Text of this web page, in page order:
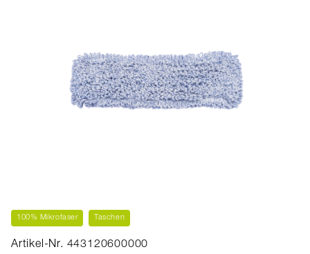
100% Mikrofaser Taschen
Artikel-Nr. 443120600000